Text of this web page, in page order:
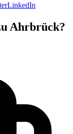
LinkedIn
Ahrbrück?